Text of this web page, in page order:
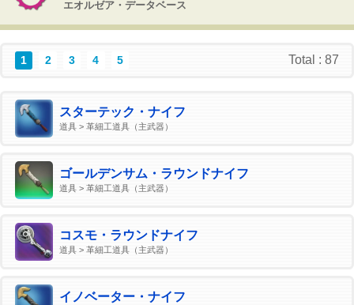
エオルゼア・データベース
1 2 3 4 5 Total : 87
スターテック・ナイフ
道具 > 革細工道具（主武器）
ゴールデンサム・ラウンドナイフ
道具 > 革細工道具（主武器）
コスモ・ラウンドナイフ
道具 > 革細工道具（主武器）
イノベーター・ナイフ